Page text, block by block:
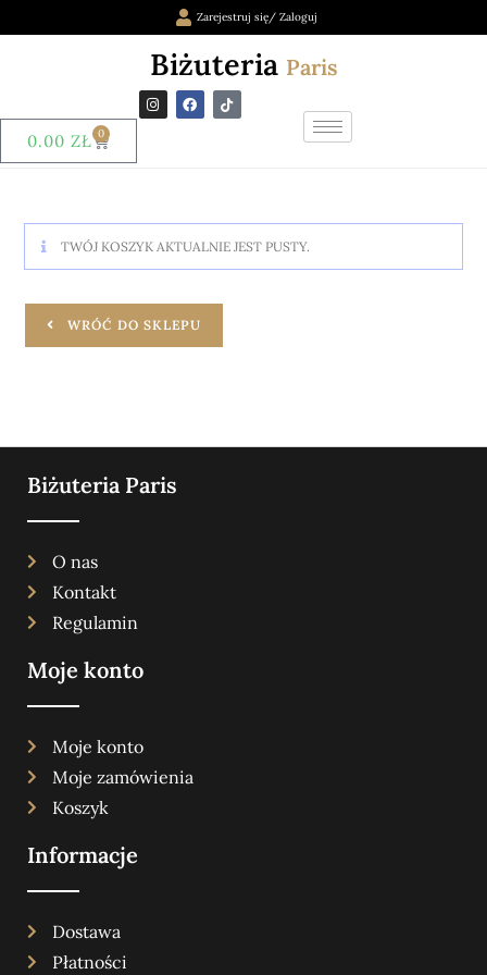
Zarejestruj się/ Zaloguj
Biżuteria Paris
0.00 ZŁ 0
TWÓJ KOSZYK AKTUALNIE JEST PUSTY.
WRÓĆ DO SKLEPU
Biżuteria Paris
O nas
Kontakt
Regulamin
Moje konto
Moje konto
Moje zamówienia
Koszyk
Informacje
Dostawa
Płatności